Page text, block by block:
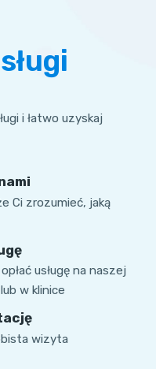
i łatwo uzyskaj
Ci zrozumieć, jaką
usługę na naszej
w klinice
wizyta